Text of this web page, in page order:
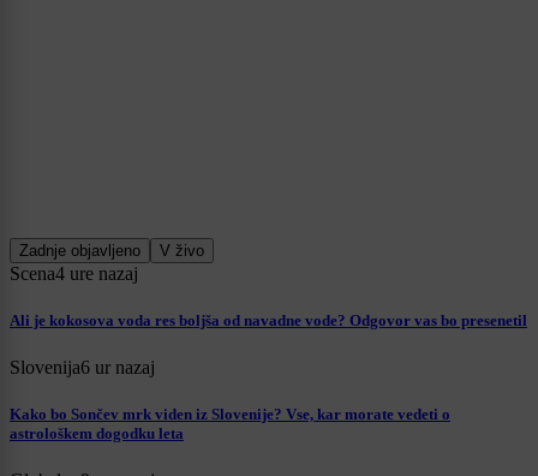
Zadnje objavljeno V živo
Scena4 ure nazaj
Ali je kokosova voda res boljša od navadne vode? Odgovor vas bo presenetil
Slovenija6 ur nazaj
Kako bo Sončev mrk viden iz Slovenije? Vse, kar morate vedeti o
astrološkem dogodku leta